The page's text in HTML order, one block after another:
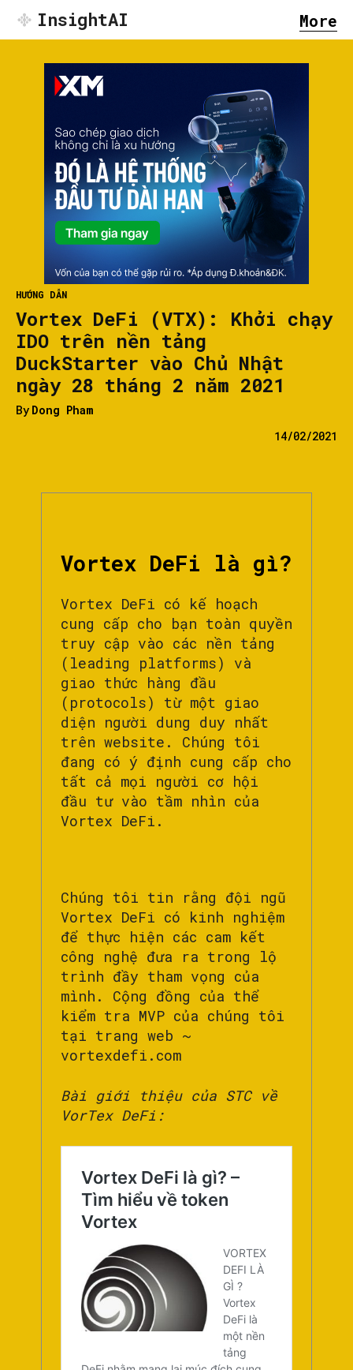
InsightAI More
HƯỚNG DẪN
Vortex DeFi (VTX): Khởi chạy
IDO trên nền tảng
DuckStarter vào Chủ Nhật
ngày 28 tháng 2 năm 2021
By Dong Pham
14/02/2021
Vortex DeFi là gì?
Vortex DeFi có kế hoạch
cung cấp cho bạn toàn quyền
truy cập vào các nền tảng
(leading platforms) và
giao thức hàng đầu
(protocols) từ một giao
diện người dung duy nhất
trên website. Chúng tôi
đang có ý định cung cấp cho
tất cả mọi người cơ hội
đầu tư vào tầm nhìn của
Vortex DeFi.
Chúng tôi tin rằng đội ngũ
Vortex DeFi có kinh nghiệm
để thực hiện các cam kết
công nghệ đưa ra trong lộ
trình đầy tham vọng của
mình. Cộng đồng của thể
kiểm tra MVP của chúng tôi
tại trang web ~
vortexdefi.com
Bài giới thiệu của STC về
VorTex DeFi: